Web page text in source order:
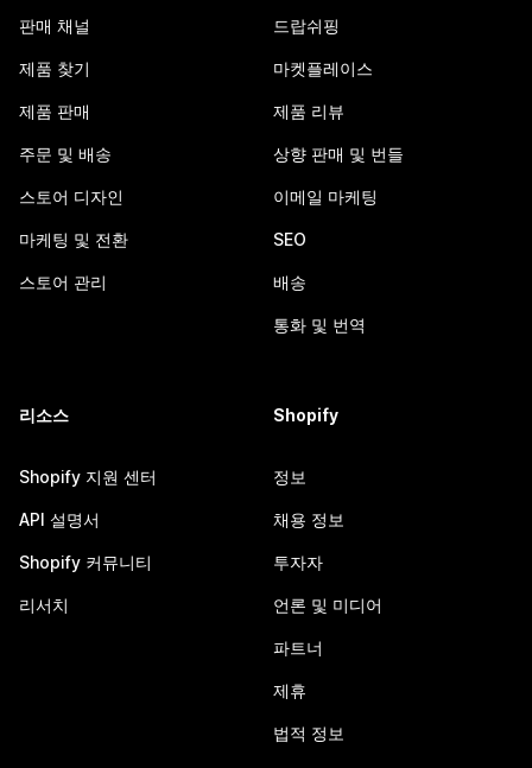
판매 채널
제품 찾기
제품 판매
주문 및 배송
스토어 디자인
마케팅 및 전환
스토어 관리
드랍쉬핑
마켓플레이스
제품 리뷰
상향 판매 및 번들
이메일 마케팅
SEO
배송
통화 및 번역
리소스
Shopify 지원 센터
API 설명서
Shopify 커뮤니티
리서치
Shopify
정보
채용 정보
투자자
언론 및 미디어
파트너
제휴
법적 정보